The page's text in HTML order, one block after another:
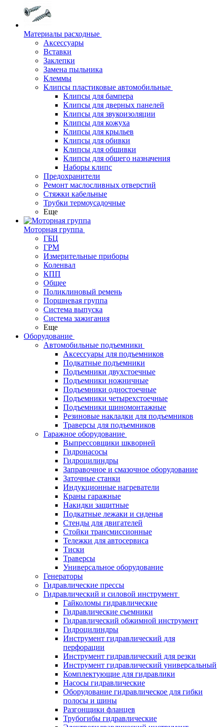
Материалы расходные
Аксессуары
Вставки
Заклепки
Замена пыльника
Клеммы
Клипсы пластиковые автомобильные
Клипсы для бампера
Клипсы для дверных панелей
Клипсы для звукоизоляции
Клипсы для кожуха
Клипсы для крыльев
Клипсы для обивки
Клипсы для обшивки
Клипсы для общего назначения
Наборы клипс
Предохранители
Ремонт маслосливных отверстий
Стяжки кабельные
Трубки термоусадочные
Еще
Моторная группа
ГБЦ
ГРМ
Измерительные приборы
Коленвал
КПП
Общее
Поликлиновый ремень
Поршневая группа
Система выпуска
Система зажигания
Еще
Оборудование
Автомобильные подъемники
Аксессуары для подъемников
Подкатные подъемники
Подъемники двухстоечные
Подъемники ножничные
Подъемники одностоечные
Подъемники четырехстоечные
Подъемники шиномонтажные
Резиновые накладки для подъемников
Траверсы для подъемников
Гаражное оборудование
Выпрессовщики шкворней
Гидронасосы
Гидроцилиндры
Заправочное и смазочное оборудование
Заточные станки
Индукционные нагреватели
Краны гаражные
Накидки защитные
Подкатные лежаки и сиденья
Стенды для двигателей
Стойки трансмиссионные
Тележки для автосервиса
Тиски
Траверсы
Универсальное оборудование
Генераторы
Гидравлические прессы
Гидравлический и силовой инструмент
Гайколомы гидравлические
Гидравлические съемники
Гидравлический обжимной инструмент
Гидроцилиндры
Инструмент гидравлический для
перфорации
Инструмент гидравлический для резки
Инструмент гидравлический универсальный
Комплектующие для гидравлики
Насосы гидравлические
Оборудование гидравлическое для гибки
полосы и шины
Разгонщики фланцев
Трубогибы гидравлические